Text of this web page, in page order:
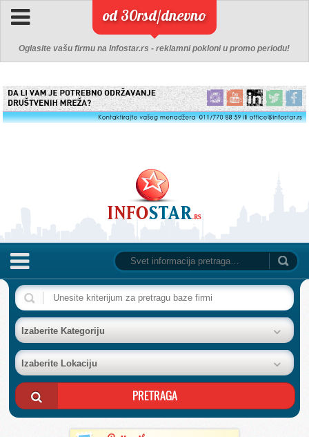
od 30rsd/dnevno
Oglasite vašu firmu na Infostar.rs - reklamni pokloni u promo periodu!
NASLOVNA
BAZA FIRMI
POSLOVNI OGLASI
AKCIJE I KATALOZI
Izaberite Kategoriju
Izaberite Lokaciju